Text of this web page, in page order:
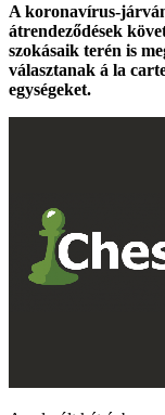
A koronavírus-
átrendeződések
szokásaik terén is
választanak á la
egységeket.